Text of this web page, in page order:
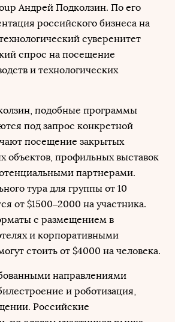
Андрей Подколзин. По его
российского бизнеса на
суверенитет
спрос на посещение
и технологических
подобные программы
под запрос конкретной
посещение закрытых
объектов, профильных выставок
партнерами.
тура для группы от 10
от $1500–2000 на участника.
с размещением в
и корпоративными
стоить от $4000 на человека.
направлениями
и роботизация,
Российские